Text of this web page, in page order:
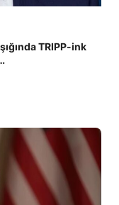
TRIPP-ink